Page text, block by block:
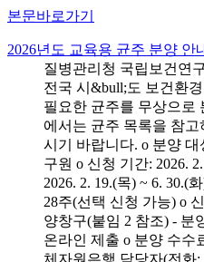
본문바로가기
2026년도 교육용 균주 분양 안
질병관리청 국립보건연
전국 시&bull;도 보건환
필요한 균주를 무상으로
에서는 균주 목록을 참
시기 바랍니다. o 분양
구원 o 신청 기간: 2026.
2026. 2. 19.(목) ~ 6. 30.(
28주(선택 신청 가능) o
양창구(붙임 2 참조) - 분
온라인 제출 o 분양 수수
체자원은행 담당자(전화: